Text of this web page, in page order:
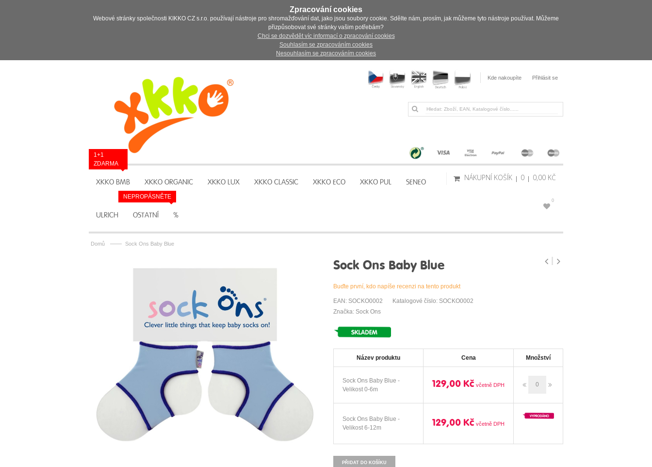
Zpracování cookies
Webové stránky společnosti KIKKO CZ s.r.o. používají nástroje pro shromažďování dat, jako jsou soubory cookie. Sdělte nám, prosím, jak můžeme tyto nástroje používat. Můžeme
přizpůsobovat své stránky vašim potřebám?
Chci se dozvědět víc informací o zpracování cookies
Souhlasím se zpracováním cookies
Nesouhlasím se zpracováním cookies
Kde nakoupíte Přihlásit se
XKKO BMB
1+1
ZDARMA
XKKO ORGANIC XKKO LUX XKKO CLASSIC XKKO ECO XKKO PUL SENEO
ULRICH OSTATNÍ %
NEPROPÁSNĚTE
NÁKUPNÍ KOŠÍK 0 0,00 KČ
0
Domů —— Sock Ons Baby Blue
Sock Ons Baby Blue
Buďte první, kdo napíše recenzi na tento produkt
EAN: SOCKO0002
Katalogové číslo: SOCKO0002
Značka: Sock Ons
Název produktu Cena Množství
Sock Ons Baby Blue -
Velikost 0-6m
129,00 Kč
Sock Ons Baby Blue -
Velikost 6-12m
129,00 Kč
PŘIDAT DO KOŠÍKU